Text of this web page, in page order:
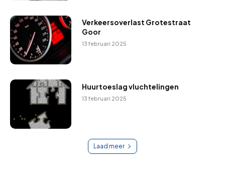
Verkeersoverlast Grotestraat
Goor
13 februari 2025
Huurtoeslag vluchtelingen
13 februari 2025
Laad meer